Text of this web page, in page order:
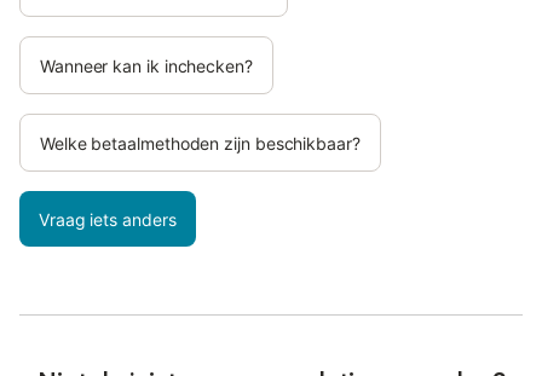
Wanneer kan ik inchecken?
Welke betaalmethoden zijn beschikbaar?
Vraag iets anders